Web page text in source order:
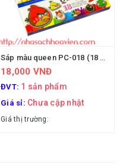
Sáp màu queen PC-018 (18 màu)
18,000 VNĐ
ĐVT: 1 sản phẩm
Giá sỉ: Chưa cập nhật
Giá thị trường: